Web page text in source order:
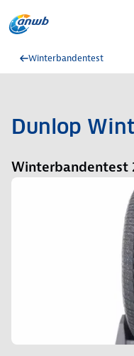
Winterbandentest
Dunlop
Winterbandentest